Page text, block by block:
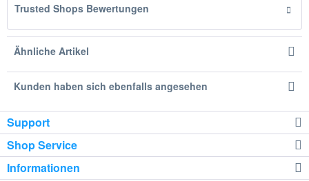
Trusted Shops Bewertungen
Ähnliche Artikel
Kunden haben sich ebenfalls angesehen
Support
Shop Service
Informationen